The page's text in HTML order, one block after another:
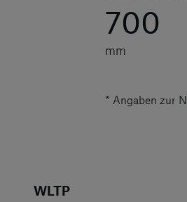
700
mm
* Angaben zur
WLTP